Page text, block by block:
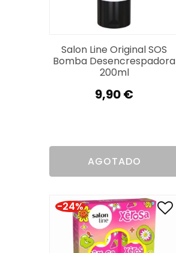
Salon Line Original SOS
Bomba Desencrespadora
200ml
9,90€
AGOTADO
-24%